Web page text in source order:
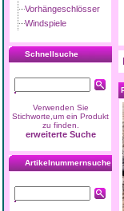
Vorhängeschlösser
Windspiele
Schnellsuche
Verwenden Sie
Stichworte,um ein Produkt
zu finden.
erweiterte Suche
Artikelnummernsuche